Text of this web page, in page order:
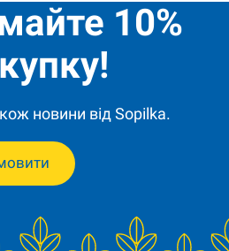
10%
новини від Sopilka.